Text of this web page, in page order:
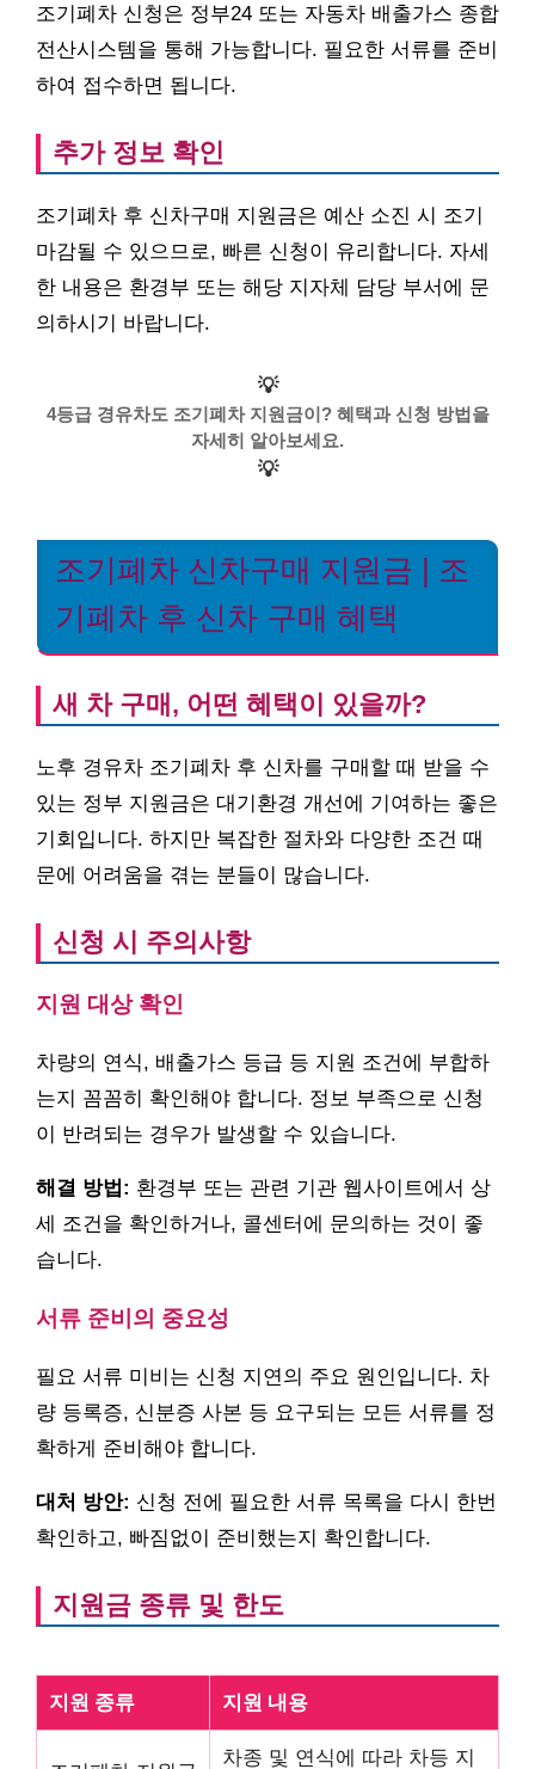
조기폐차 신청은 정부24 또는 자동차 배출가스 종합
전산시스템을 통해 가능합니다. 필요한 서류를 준비
하여 접수하면 됩니다.
추가 정보 확인
조기폐차 후 신차구매 지원금은 예산 소진 시 조기
마감될 수 있으므로, 빠른 신청이 유리합니다. 자세
한 내용은 환경부 또는 해당 지자체 담당 부서에 문
의하시기 바랍니다.
💡
4등급 경유차도 조기폐차 지원금이? 혜택과 신청 방법을
자세히 알아보세요.
💡
조기폐차 신차구매 지원금 | 조
기폐차 후 신차 구매 혜택
새 차 구매, 어떤 혜택이 있을까?
노후 경유차 조기폐차 후 신차를 구매할 때 받을 수
있는 정부 지원금은 대기환경 개선에 기여하는 좋은
기회입니다. 하지만 복잡한 절차와 다양한 조건 때
문에 어려움을 겪는 분들이 많습니다.
신청 시 주의사항
지원 대상 확인
차량의 연식, 배출가스 등급 등 지원 조건에 부합하
는지 꼼꼼히 확인해야 합니다. 정보 부족으로 신청
이 반려되는 경우가 발생할 수 있습니다.
해결 방법: 환경부 또는 관련 기관 웹사이트에서 상
세 조건을 확인하거나, 콜센터에 문의하는 것이 좋
습니다.
서류 준비의 중요성
필요 서류 미비는 신청 지연의 주요 원인입니다. 차
량 등록증, 신분증 사본 등 요구되는 모든 서류를 정
확하게 준비해야 합니다.
대처 방안: 신청 전에 필요한 서류 목록을 다시 한번
확인하고, 빠짐없이 준비했는지 확인합니다.
지원금 종류 및 한도
지원 종류 지원 내용
차종 및 연식에 따라 차등 지